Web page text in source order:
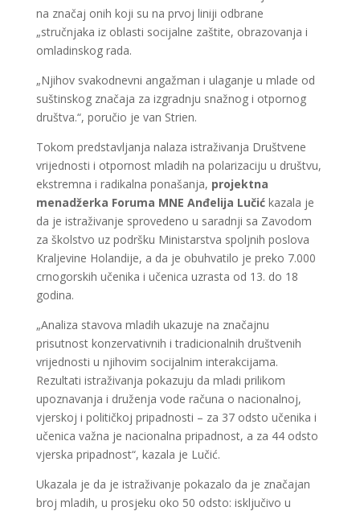
na značaj onih koji su na prvoj liniji odbrane
„stručnjaka iz oblasti socijalne zaštite, obrazovanja i
omladinskog rada.
„Njihov svakodnevni angažman i ulaganje u mlade od
suštinskog značaja za izgradnju snažnog i otpornog
društva.“, poručio je van Strien.
Tokom predstavljanja nalaza istraživanja Društvene
vrijednosti i otpornost mladih na polarizaciju u društvu,
ekstremna i radikalna ponašanja, projektna
menadžerka Foruma MNE Anđelija Lučićkazala je
da je istraživanje sprovedeno u saradnji sa Zavodom
za školstvo uz podršku Ministarstva spoljnih poslova
Kraljevine Holandije, a da je obuhvatilo je preko 7.000
crnogorskih učenika i učenica uzrasta od 13. do 18
godina.
„Analiza stavova mladih ukazuje na značajnu
prisutnost konzervativnih i tradicionalnih društvenih
vrijednosti u njihovim socijalnim interakcijama.
Rezultati istraživanja pokazuju da mladi prilikom
upoznavanja i druženja vode računa o nacionalnoj,
vjerskoj i političkoj pripadnosti – za 37 odsto učenika i
učenica važna je nacionalna pripadnost, a za 44 odsto
vjerska pripadnost“, kazala je Lučić.
Ukazala je da je istraživanje pokazalo da je značajan
broj mladih, u prosjeku oko 50 odsto: isključivo u